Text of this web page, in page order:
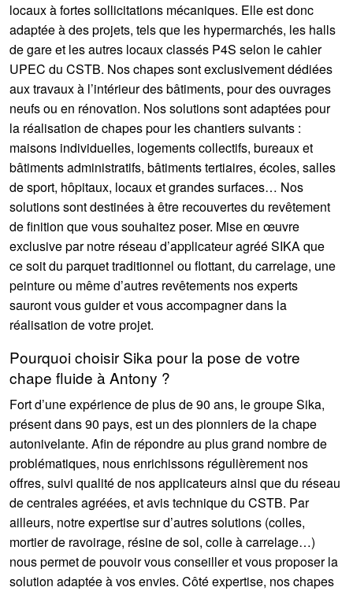
locaux à fortes sollicitations mécaniques. Elle est donc
adaptée à des projets, tels que les hypermarchés, les halls
de gare et les autres locaux classés P4S selon le cahier
UPEC du CSTB. Nos chapes sont exclusivement dédiées
aux travaux à l’intérieur des bâtiments, pour des ouvrages
neufs ou en rénovation. Nos solutions sont adaptées pour
la réalisation de chapes pour les chantiers suivants :
maisons individuelles, logements collectifs, bureaux et
bâtiments administratifs, bâtiments tertiaires, écoles, salles
de sport, hôpitaux, locaux et grandes surfaces… Nos
solutions sont destinées à être recouvertes du revêtement
de finition que vous souhaitez poser. Mise en œuvre
exclusive par notre réseau d’applicateur agréé SIKA que
ce soit du parquet traditionnel ou flottant, du carrelage, une
peinture ou même d’autres revêtements nos experts
sauront vous guider et vous accompagner dans la
réalisation de votre projet.
Pourquoi choisir Sika pour la pose de votre
chape fluide à Antony ?
Fort d’une expérience de plus de 90 ans, le groupe Sika,
présent dans 90 pays, est un des pionniers de la chape
autonivelante. Afin de répondre au plus grand nombre de
problématiques, nous enrichissons régulièrement nos
offres, suivi qualité de nos applicateurs ainsi que du réseau
de centrales agréées, et avis technique du CSTB. Par
ailleurs, notre expertise sur d’autres solutions (colles,
mortier de ravoirage, résine de sol, colle à carrelage…)
nous permet de pouvoir vous conseiller et vous proposer la
solution adaptée à vos envies. Côté expertise, nos chapes